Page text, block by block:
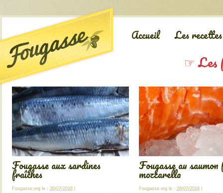
Accueil Les recettes
☞ Les
Fougasse aux sardines
fraîches
Fougasse.org le : 30/07/2018
Fougasse au
mozzarella
Fougasse.org le : 28/07/2018